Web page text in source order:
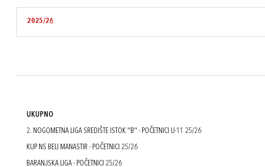
2025/26
UKUPNO
2. NOGOMETNA LIGA SREDIŠTE ISTOK ''B'' - POČETNICI U-11 25/26
KUP NS BELI MANASTIR - POČETNICI 25/26
BARANJSKA LIGA - POČETNICI 25/26